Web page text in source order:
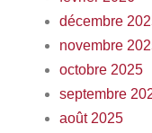
décembre
novembre
octobre 2025
septembre
août 2025